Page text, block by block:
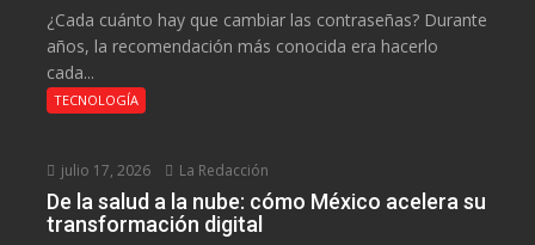
¿Cada cuánto hay que cambiar las contraseñas? Durante
años, la recomendación más conocida era hacerlo
cada...
TECNOLOGÍA
julio 17, 2026 La Redacción
De la salud a la nube: cómo México acelera su
transformación digital